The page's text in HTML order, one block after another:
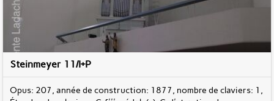
Steinmeyer 11/I+P
Opus: 207, année de construction: 1877, nombre de claviers: 1,